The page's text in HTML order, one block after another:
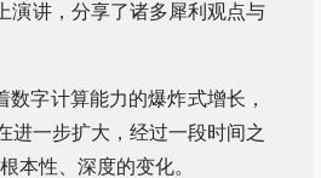
演讲，分享了诸多犀利观点与
字计算能力的爆炸式增长，
进一步扩大，经过一段时间之
本性、深度的变化。